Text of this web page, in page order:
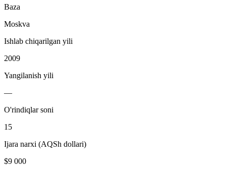
Baza
Moskva
Ishlab chiqarilgan yili
2009
Yangilanish yili
—
O'rindiqlar soni
15
Ijara narxi (AQSh dollari)
$9 000